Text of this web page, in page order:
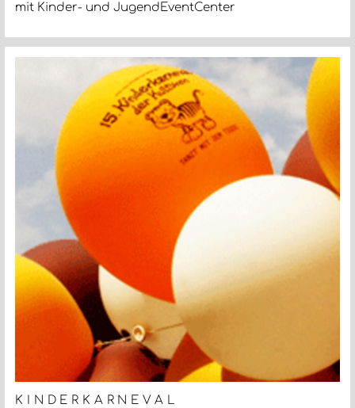
mit Kinder- und JugendEventCenter
KINDERKARNEVAL